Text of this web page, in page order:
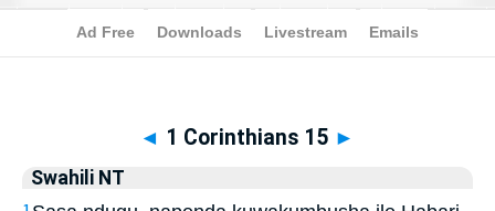
Biblia>Swahili NT > 1 Corinthians 15
◄ 1 Corinthians 15 ►
Swahili NT